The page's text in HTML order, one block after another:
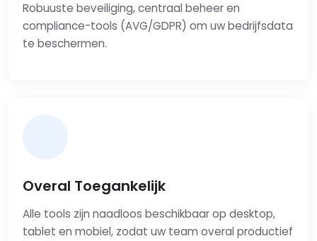
Robuuste beveiliging, centraal beheer en
compliance-tools (AVG/GDPR) om uw bedrijfsdata
te beschermen.
Overal Toegankelijk
Alle tools zijn naadloos beschikbaar op desktop,
tablet en mobiel, zodat uw team overal productief